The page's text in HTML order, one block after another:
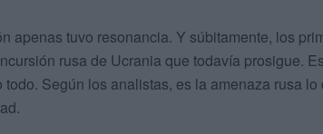
apenas tuvo resonancia. Y súbitamente, los
rusa de Ucrania que todavía prosigue.
Según los analistas, es la amenaza rusa